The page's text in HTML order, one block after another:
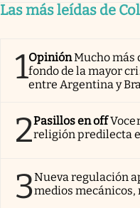
Las más leídas de
1OpiniónMucho más
fondo de la mayor
entre Argentina y
2Pasillos en off
religión predilecta
3Nueva regulación
medios